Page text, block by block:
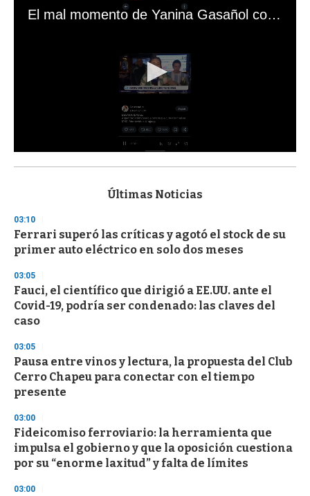
El mal momento de Yanina Gasañol con un hincha argentino en "Subrayado"
s
d
s
o
f
3
s
e
c
o
d
s
Últimas Noticias
03:10
Ferrari superó las críticas y agotó el stock de su
primer auto eléctrico en solo dos meses
03:05
Fauci, el científico que dirigió a EE.UU. ante el
Covid-19, podría ser condenado: las claves del
caso
03:05
Pausa entre vinos y lectura, la propuesta del Club
Cerro Chapeu para conectar con el tiempo
presente
03:00
Fideicomiso ferroviario: la herramienta que
impulsa el gobierno y que la oposición cuestiona
por su “enorme laxitud” y falta de límites
03:00